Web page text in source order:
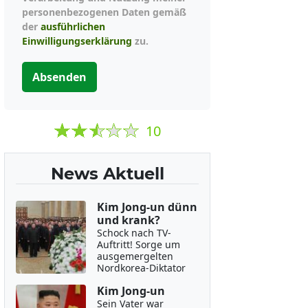
personenbezogenen Daten gemäß
der ausführlichen
Einwilligungserklärung zu.
Absenden
10
News Aktuell
Kim Jong-un dünn
und krank?
Schock nach TV-
Auftritt! Sorge um
ausgemergelten
Nordkorea-Diktator
Kim Jong-un
Sein Vater war